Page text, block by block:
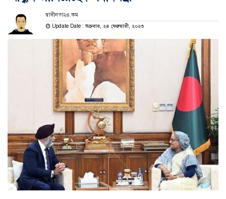
স্বাধীনতা২৪.কম
Update Date : শুক্রবার, ২৪ ফেব্রুয়ারী, ২০২৩